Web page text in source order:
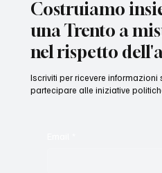
Costruiamo
una Trento a
nel rispetto
Iscriviti per ricevere
partecipare alle iniziative